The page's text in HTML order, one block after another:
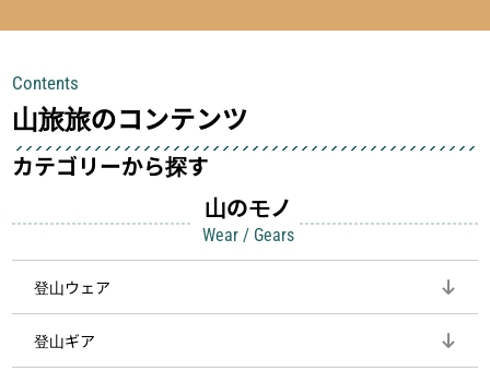
して安全にしてくれます
Contents
山旅旅のコンテンツ
カテゴリーから探す
山のモノ
Wear / Gears
登山ウェア
登山ギア